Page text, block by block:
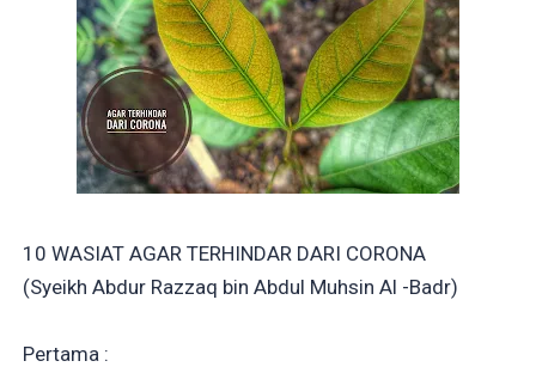
10 WASIAT AGAR TERHINDAR DARI CORONA
(Syeikh Abdur Razzaq bin Abdul Muhsin Al -Badr)
Pertama :